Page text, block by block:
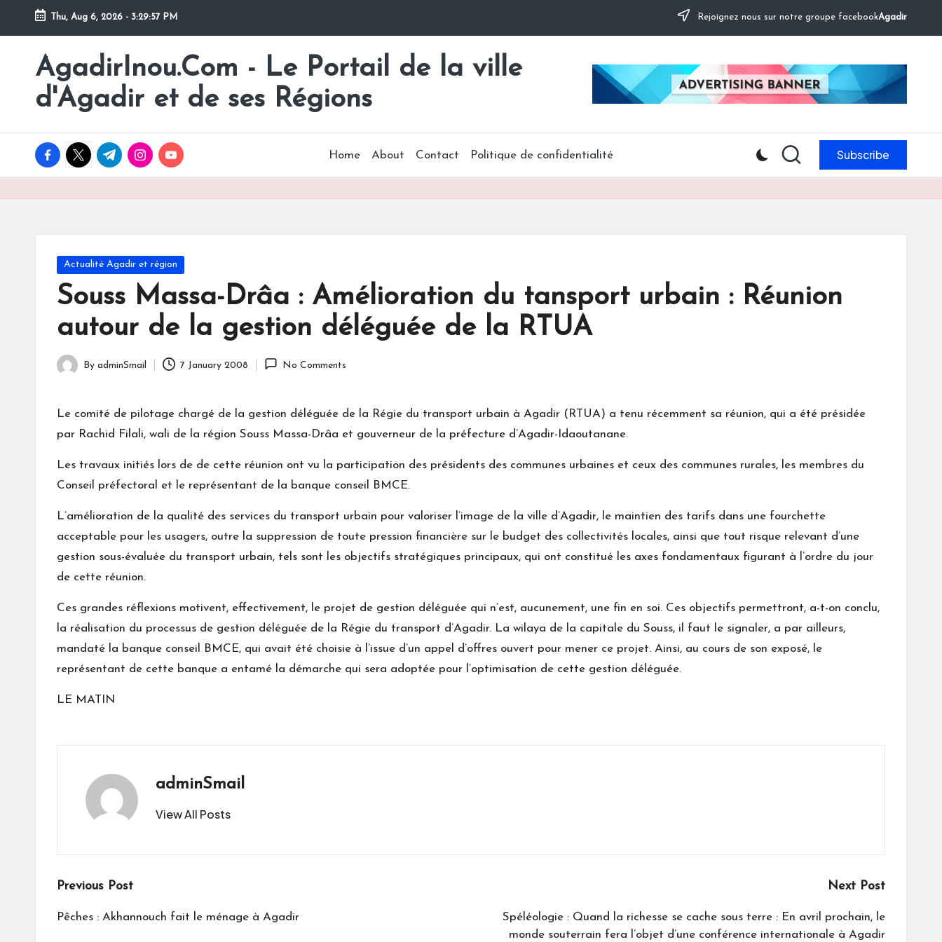
Skip
content
Thu, Aug 6, 2026 - 3:29:57 PM Rejoignez nous sur notre groupe facebookAgadir
AgadirInou.Com - Le Portail de la ville
d'Agadir et de ses Régions
Toute
l'actualité
de
d'Agadir
facebook.com
twitter.com
t.me instagram.com
youtube.com Home About Contact Politique de confidentialité Subscribe
Posted
Actualité Agadir et région
Souss Massa-Drâa : Amélioration du tansport urbain : Réunion
autour de la gestion déléguée de la RTUA
Posted
By adminSmail 7 January 2008 No Comments
Le comité de pilotage chargé de la gestion déléguée de la Régie du transport urbain à Agadir (RTUA) a tenu récemment sa réunion, qui a été présidée
par Rachid Filali, wali de la région Souss Massa-Drâa et gouverneur de la préfecture d’Agadir-Idaoutanane.
Les travaux initiés lors de de cette réunion ont vu la participation des présidents des communes urbaines et ceux des communes rurales, les membres du
Conseil préfectoral et le représentant de la banque conseil BMCE.
L’amélioration de la qualité des services du transport urbain pour valoriser l’image de la ville d’Agadir, le maintien des tarifs dans une fourchette
acceptable pour les usagers, outre la suppression de toute pression financière sur le budget des collectivités locales, ainsi que tout risque relevant d’une
gestion sous-évaluée du transport urbain, tels sont les objectifs stratégiques principaux, qui ont constitué les axes fondamentaux figurant à l’ordre du jour
de cette réunion.
Ces grandes réflexions motivent, effectivement, le projet de gestion déléguée qui n’est, aucunement, une fin en soi. Ces objectifs permettront, a-t-on conclu,
la réalisation du processus de gestion déléguée de la Régie du transport d’Agadir. La wilaya de la capitale du Souss, il faut le signaler, a par ailleurs,
mandaté la banque conseil BMCE, qui avait été choisie à l’issue d’un appel d’offres ouvert pour mener ce projet. Ainsi, au cours de son exposé, le
représentant de cette banque a entamé la démarche qui sera adoptée pour l’optimisation de cette gestion déléguée.
LE MATIN
adminSmail
View All Posts
Post
navigation
Previous Post
Pêches : Akhannouch fait le ménage à Agadir
Next Post
Spéléologie : Quand la richesse se cache sous terre : En avril prochain, le
monde souterrain fera l’objet d’une conférence internationale à Agadir